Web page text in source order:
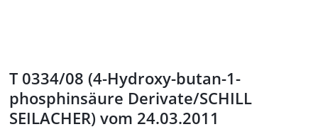
T 0334/08 (4-Hydroxy-butan-1-
phosphinsäure Derivate/SCHILL
SEILACHER) vom 24.03.2011